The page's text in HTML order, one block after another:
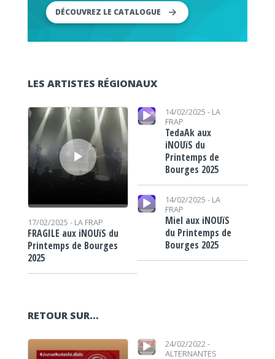
DÉCOUVREZ LE CATALOGUE
LES ARTISTES RÉGIONAUX
Lecteur audio
17/02/2025 - LA FRAP
FRAGILE aux iNOUïS du
Printemps de Bourges
2025
Lecteur audio 14/02/2025 - LA
FRAP
TedaAk aux
iNOUïS du
Printemps de
Bourges 2025
Lecteur audio
14/02/2025 - LA
FRAP
Miel aux iNOUïS
du Printemps de
Bourges 2025
RETOUR SUR…
Lecteur audio
Lecteur audio
24/02/2022 -
ALTERNANTES